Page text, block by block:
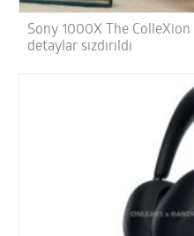
Sony 1000X The
detaylar sızdırıldı